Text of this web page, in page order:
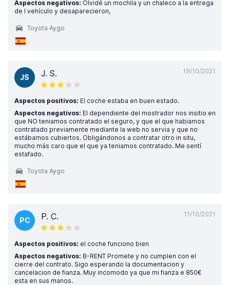
Aspectos negativos: Olvidé un mochila y un chaleco a la entrega
de l vehículo y desaparecieron,
Toyota Aygo
19/10/2021
JS J. S.
Aspectos positivos: El coche estaba en buen estado.
Aspectos negativos: El dependiente del mostrador nos insitio en
que NO teniamos contratado el seguro, y que el que habiamos
contratado previamente mediante la web no servia y que no
estábamos cubiertos. Obligándonos a contratar otro in situ,
mucho más caro que el que ya teniamos contratado. Me sentí
estafado.
Toyota Aygo
11/10/2021
PC P. C.
Aspectos positivos: el coche funciono bien
Aspectos negativos: B-RENT Promete y no cumplen con el
cierre del contrato. Sigo esperando la documentacion y
cancelacion de fianza. Muy incomodo ya que mi fianza e 850€
esta en sus manos.